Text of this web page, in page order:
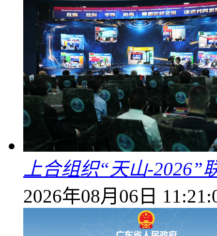
上合组织“天山-2026”
2026年08月06日